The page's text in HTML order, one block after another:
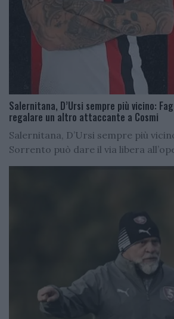
Salernitana, D’Ursi sempre più vicino:
regalare un altro attaccante a Cosmi
Salernitana, D’Ursi sempre più
Sorrento può dare il via libera